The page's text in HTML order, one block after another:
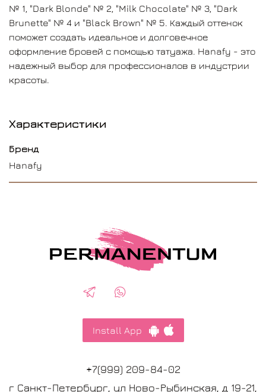
№ 1, "Dark Blonde" № 2, "Milk Chocolate" № 3, "Dark
Brunette" № 4 и "Black Brown" № 5. Каждый оттенок
поможет создать идеальное и долговечное
оформление бровей с помощью татуажа. Hanafy - это
надежный выбор для профессионалов в индустрии
красоты.
Характеристики
Бренд
Hanafy
Install App
+7(999) 209-84-02
г Санкт-Петербург, ул Ново-Рыбинская, д 19-21,